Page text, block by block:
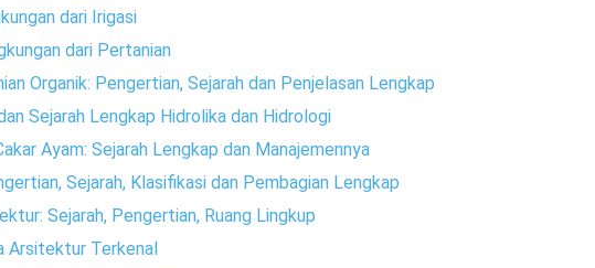
dari Irigasi
dari Pertanian
Organik: Pengertian, Sejarah dan Penjelasan Lengkap
Sejarah Lengkap Hidrolika dan Hidrologi
Ayam: Sejarah Lengkap dan Manajemennya
Sejarah, Klasifikasi dan Pembagian Lengkap
Sejarah, Pengertian, Ruang Lingkup
Arsitektur Terkenal